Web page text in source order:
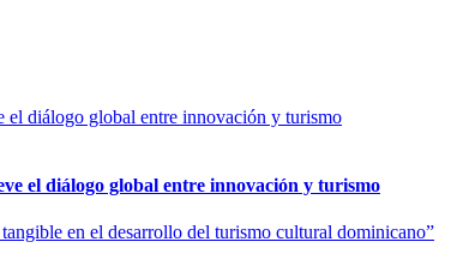
el diálogo global entre innovación y turismo